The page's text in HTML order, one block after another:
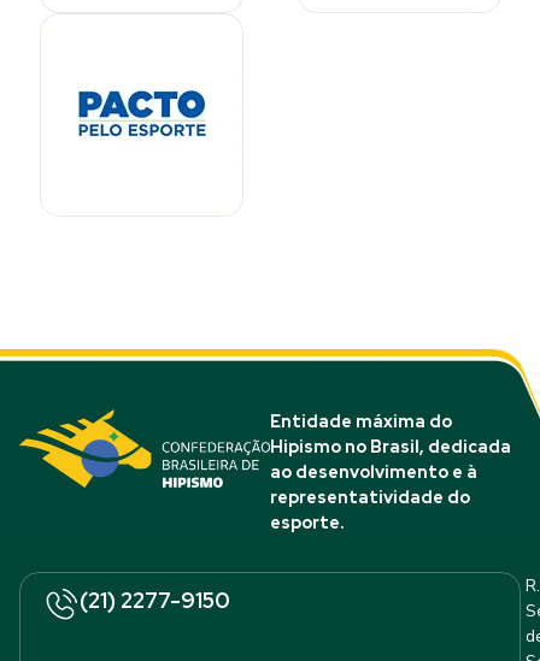
Entidade máxima do
Hipismo no Brasil, dedicada
ao desenvolvimento e à
representatividade do
esporte.
(21) 2277-9150
R.